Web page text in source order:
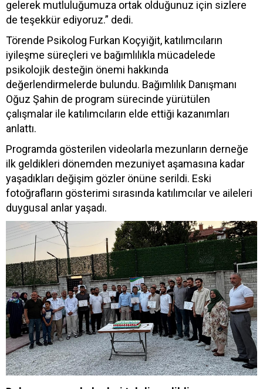
gelerek mutluluğumuza ortak olduğunuz için sizlere
de teşekkür ediyoruz.” dedi.
Törende Psikolog Furkan Koçyiğit, katılımcıların
iyileşme süreçleri ve bağımlılıkla mücadelede
psikolojik desteğin önemi hakkında
değerlendirmelerde bulundu. Bağımlılık Danışmanı
Oğuz Şahin de program sürecinde yürütülen
çalışmalar ile katılımcıların elde ettiği kazanımları
anlattı.
Programda gösterilen videolarla mezunların derneğe
ilk geldikleri dönemden mezuniyet aşamasına kadar
yaşadıkları değişim gözler önüne serildi. Eski
fotoğrafların gösterimi sırasında katılımcılar ve aileleri
duygusal anlar yaşadı.